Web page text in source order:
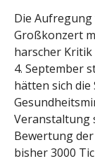
Die
Großkonzert
harscher Kritik
4. September
hätten sich die
Veranstaltung
Bewertung
bisher 3000